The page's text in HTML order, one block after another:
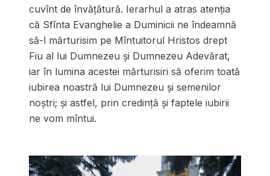
cuvînt de învățătură. Ierarhul a atras atenția
că Sfînta Evanghelie a Duminicii ne îndeamnă
să-l mărturisim pe Mîntuitorul Hristos drept
Fiu al lui Dumnezeu și Dumnezeu Adevărat,
iar în lumina acestei mărturisiri să oferim toată
iubirea noastră lui Dumnezeu și semenilor
noștri; și astfel, prin credință și faptele iubirii
ne vom mîntui.